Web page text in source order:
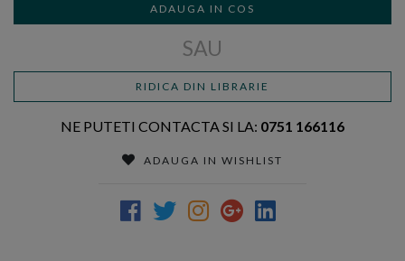
ADAUGA IN COS
SAU
RIDICA DIN LIBRARIE
NE PUTETI CONTACTA SI LA: 0751 166116
ADAUGA IN WISHLIST